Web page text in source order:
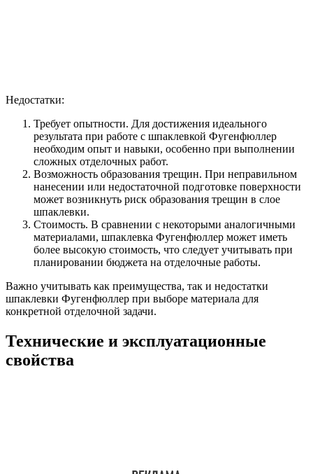
Недостатки:
Требует опытности. Для достижения идеального
результата при работе с шпаклевкой Фугенфюллер
необходим опыт и навыки, особенно при выполнении
сложных отделочных работ.
Возможность образования трещин. При неправильном
нанесении или недостаточной подготовке поверхности
может возникнуть риск образования трещин в слое
шпаклевки.
Стоимость. В сравнении с некоторыми аналогичными
материалами, шпаклевка Фугенфюллер может иметь
более высокую стоимость, что следует учитывать при
планировании бюджета на отделочные работы.
Важно учитывать как преимущества, так и недостатки
шпаклевки Фугенфюллер при выборе материала для
конкретной отделочной задачи.
Технические и эксплуатационные
свойства